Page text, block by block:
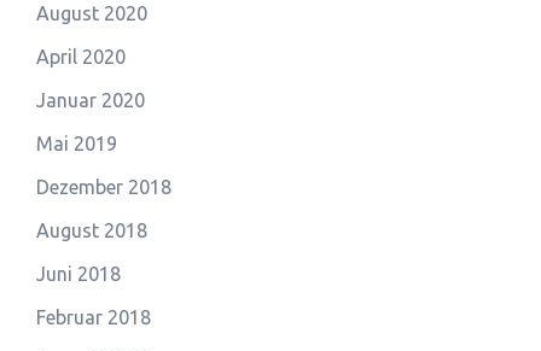
August 2020
April 2020
Januar 2020
Mai 2019
Dezember 2018
August 2018
Juni 2018
Februar 2018